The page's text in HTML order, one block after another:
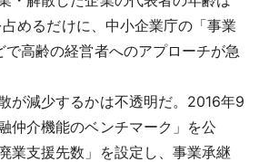
めるだけに、中小企業庁の「事業
高齢の経営者へのアプローチが急
が減少するかは不透明だ。2016年9
仲介機能のベンチマーク」を公
業支援先数」を設定し、事業承継